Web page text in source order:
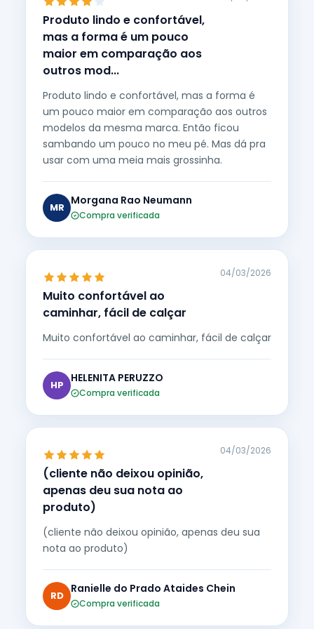
Produto lindo e confortável,
mas a forma é um pouco
maior em comparação aos
outros mod...
Produto lindo e confortável, mas a forma é
um pouco maior em comparação aos outros
modelos da mesma marca. Então ficou
sambando um pouco no meu pé. Mas dá pra
usar com uma meia mais grossinha.
MR
Morgana Rao Neumann
Compra verificada
Muito confortável ao
caminhar, fácil de calçar
04/03/2026
Muito confortável ao caminhar, fácil de calçar
HP
HELENITA PERUZZO
Compra verificada
(cliente não deixou opinião,
apenas deu sua nota ao
produto)
04/03/2026
(cliente não deixou opinião, apenas deu sua
nota ao produto)
RD
Ranielle do Prado Ataides Chein
Compra verificada